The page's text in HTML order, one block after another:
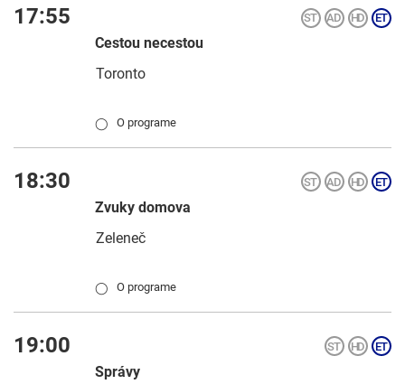
17:55
Cestou necestou
Toronto
◯ O programe
18:30
Zvuky domova
Zeleneč
◯ O programe
19:00
Správy